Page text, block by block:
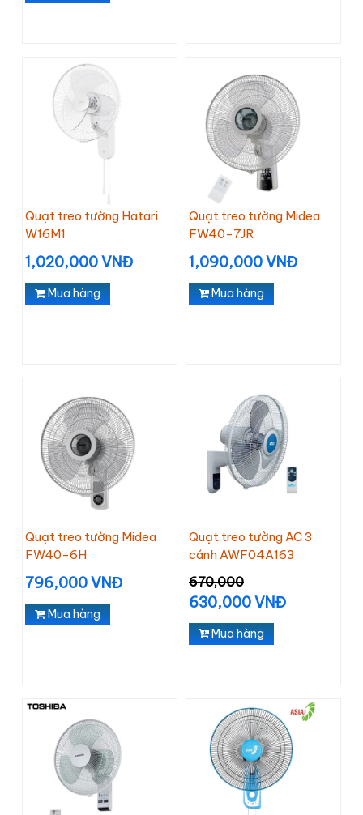
Quạt treo tường Hatari
W16M1
1,020,000 VNĐ
Mua hàng
Quạt treo tường Midea
FW40-7JR
1,090,000 VNĐ
Mua hàng
Quạt treo tường Midea
FW40-6H
796,000 VNĐ
Mua hàng
Quạt treo tường AC 3
cánh AWF04A163
670,000
630,000 VNĐ
Mua hàng